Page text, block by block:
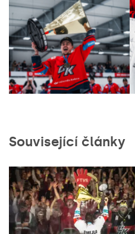
Související články